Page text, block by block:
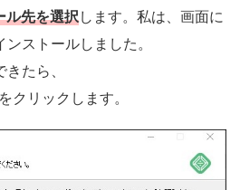
ル先を選択します。私は、画面に
ストールしました。
たら、
クリックします。